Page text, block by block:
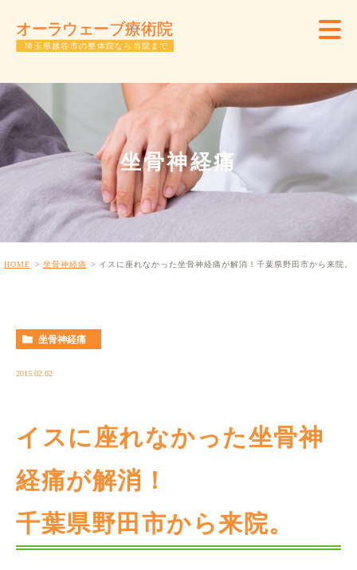
坐骨神経痛
HOME 坐骨神経痛 イスに座れなかった坐骨神経痛が解消！千葉県野田市から来院。
坐骨神経痛
2015.02.02
イスに座れなかった坐骨神
経痛が解消！
千葉県野田市から来院。